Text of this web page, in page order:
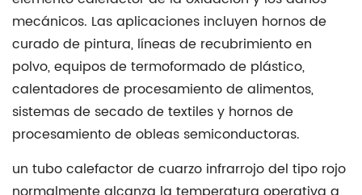
transparentes
2.3
Propiedades
físicas
y
térmicas
por
grado
3
mecánicos. Las aplicaciones incluyen hornos de
curado de pintura, líneas de recubrimiento en
polvo, equipos de termoformado de plástico,
calentadores de procesamiento de alimentos,
sistemas de secado de textiles y hornos de
procesamiento de obleas semiconductoras.
un tubo calefactor de cuarzo infrarrojodel tipo rojo